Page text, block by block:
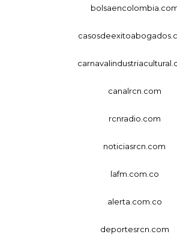
canalrcn.com
rcnradio.com
noticiasrcn.com
lafm.com.co
alerta.com.co
deportesrcn.com